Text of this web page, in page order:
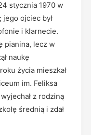
stycznia 1970 w
jego ojciec był
i klarnecie.
pianina, lecz w
naukę
życia mieszkał
im. Feliksa
z rodziną
średnią i zdał